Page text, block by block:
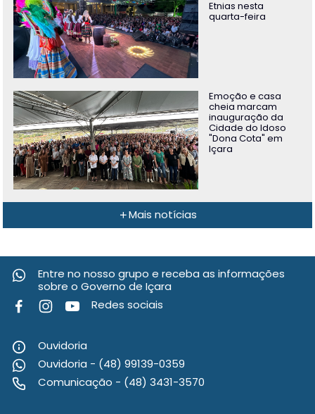
Etnias nesta
quarta-feira
Emoção e casa
cheia marcam
inauguração da
Cidade do Idoso
"Dona Cota" em
Içara
Mais notícias
Entre no nosso grupo e receba as informações
sobre o Governo de Içara
Redes sociais
Ouvidoria
Ouvidoria - (48) 99139-0359
Comunicação - (48) 3431-3570